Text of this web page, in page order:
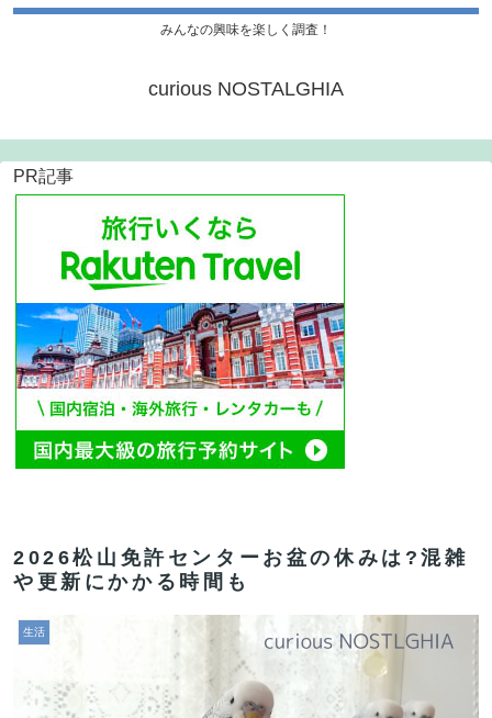
みんなの興味を楽しく調査！
curious NOSTALGHIA
PR記事
2026松山免許センターお盆の休みは?混雑
や更新にかかる時間も
生活